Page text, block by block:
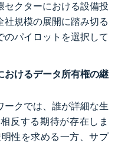
セクターにおける設備投
社規模の展開に踏み切る
パイロットを選択して
おけるデータ所有権の継
ークでは、誰が詳細な生
反する期待が存在しま
性を求める一方、サプ